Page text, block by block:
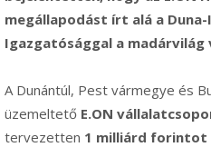
megállapodást írt alá a
Igazgatósággal a madárvilág
A Dunántúl, Pest vármegye és
üzemeltető E.ON
tervezetten 1 milliárd forintot